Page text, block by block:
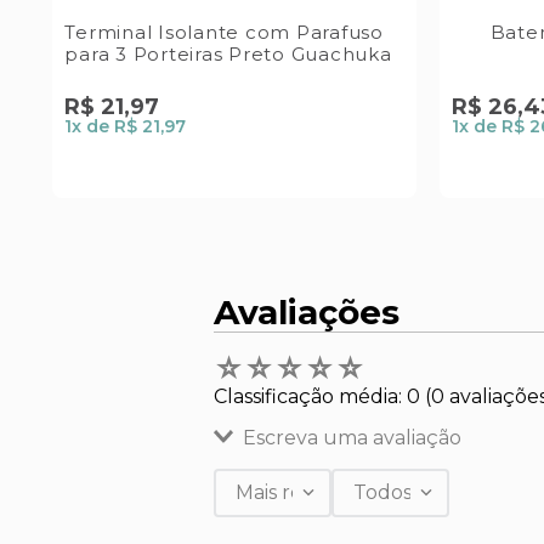
Terminal Isolante com Parafuso
para 3 Porteiras Preto Guachuka
R$ 21,97
1x de R$ 21,97
R$ 26,
1x de R$
Avaliações
☆☆☆☆☆
Classificação média: 0 (0
Escreva uma avaliação
Mais recentesTodos